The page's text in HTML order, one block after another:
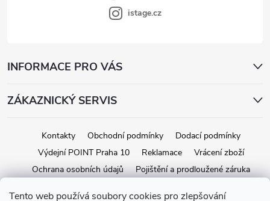
Tento web používá soubory cookies pro zlepšování
istage.cz
INFORMACE PRO VÁS
ZÁKAZNICKÝ SERVIS
Kontakty Obchodní podmínky
Dodací podmínky
Výdejní POINT Praha 10
Reklamace
Vrácení zboží
Ochrana osobních údajů
Pojištění a prodloužené záruka